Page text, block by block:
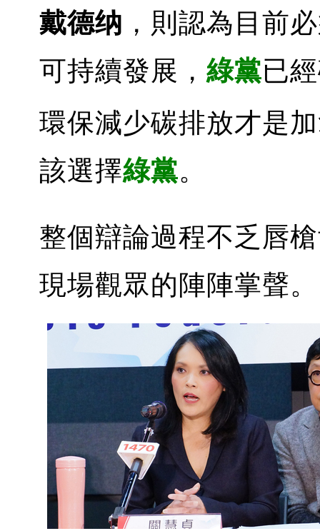
戴德纳 ，則認為目前
可持續發展， 綠黨已
環保減少碳排放才是
該選擇綠黨。
整個辯論過程不乏唇
現場觀眾的陣陣掌聲。